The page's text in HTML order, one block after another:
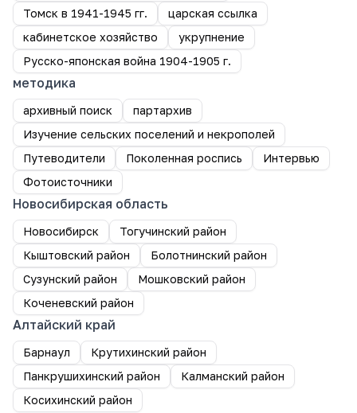
Томск в 1941-1945 гг.
царская ссылка
кабинетское хозяйство
укрупнение
Русско-японская война 1904-1905 г.
методика
архивный поиск
партархив
Изучение сельских поселений и некрополей
Путеводители
Поколенная роспись
Интервью
Фотоисточники
Новосибирская область
Новосибирск
Тогучинский район
Кыштовский район
Болотнинский район
Сузунский район
Мошковский район
Коченевский район
Алтайский край
Барнаул
Крутихинский район
Панкрушихинский район
Калманский район
Косихинский район